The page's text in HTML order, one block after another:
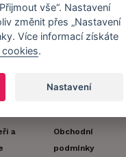
a
zákazníka
Obchodní
podmínky
vše“. Nastavení
změnit přes „Nastavení
Více informací získáte
cookies.
Nastavení